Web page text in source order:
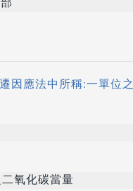
因應法中所稱:一單位
氧化碳當量